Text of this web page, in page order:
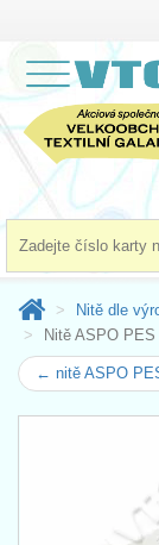
Nitě dle
Nitě ASPO PES
← nitě ASPO